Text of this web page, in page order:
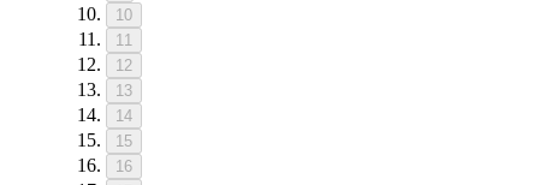
10
11
12
13
14
15
16